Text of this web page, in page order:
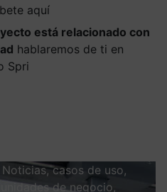
aquí
está relacionado con
hablaremos de ti en
Spri
Noticias, casos de uso,
de negocio,